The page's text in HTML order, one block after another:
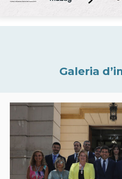
Galeria